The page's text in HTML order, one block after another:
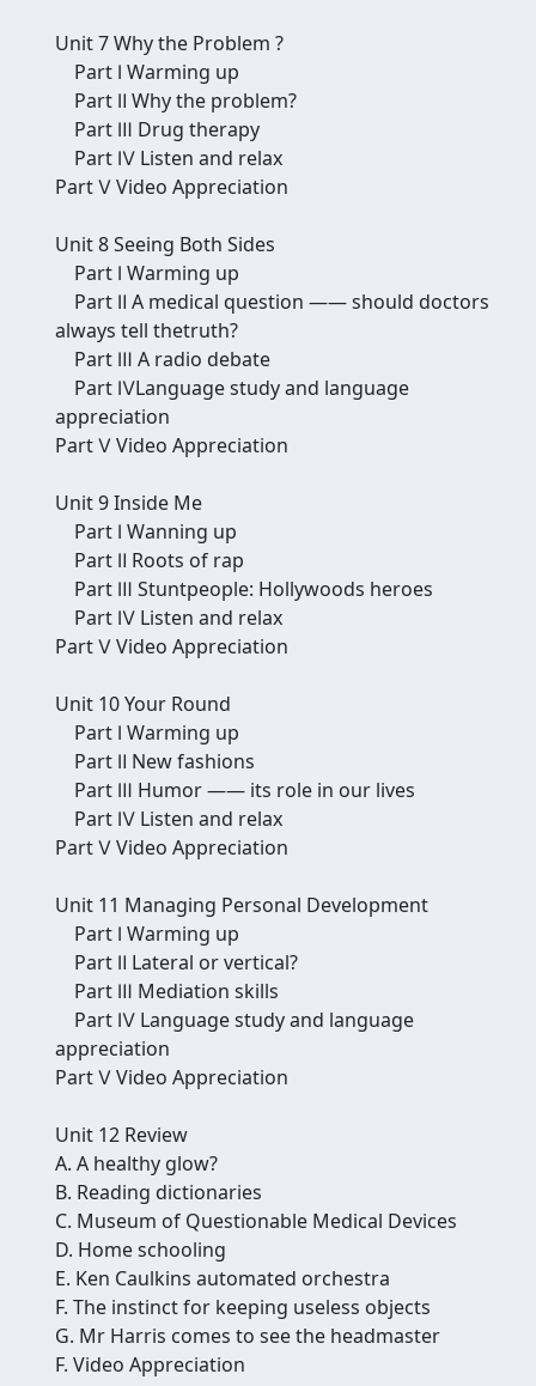
Unit 7 Why the Problem ?
Part Ⅰ Warming up
Part Ⅱ Why the problem?
Part Ⅲ Drug therapy
Part Ⅳ Listen and relax
Part Ⅴ Video Appreciation
Unit 8 Seeing Both Sides
Part Ⅰ Warming up
Part Ⅱ A medical question —— should doctors
always tell thetruth?
Part Ⅲ A radio debate
Part ⅣLanguage study and language
appreciation
Part Ⅴ Video Appreciation
Unit 9 Inside Me
Part Ⅰ Wanning up
Part Ⅱ Roots of rap
Part Ⅲ Stuntpeople: Hollywoods heroes
Part Ⅳ Listen and relax
Part Ⅴ Video Appreciation
Unit 10 Your Round
Part Ⅰ Warming up
Part Ⅱ New fashions
Part Ⅲ Humor —— its role in our lives
Part Ⅳ Listen and relax
Part Ⅴ Video Appreciation
Unit 11 Managing Personal Development
Part Ⅰ Warming up
Part Ⅱ Lateral or vertical?
Part Ⅲ Mediation skills
Part Ⅳ Language study and language
appreciation
Part Ⅴ Video Appreciation
Unit 12 Review
A. A healthy glow?
B. Reading dictionaries
C. Museum of Questionable Medical Devices
D. Home schooling
E. Ken Caulkins automated orchestra
F. The instinct for keeping useless objects
G. Mr Harris comes to see the headmaster
F. Video Appreciation